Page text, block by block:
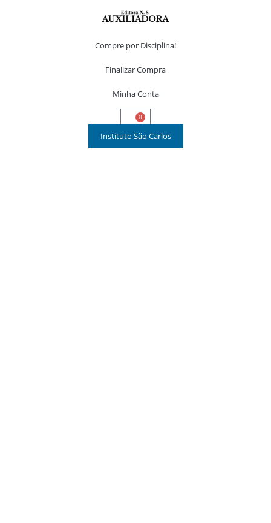
Compre por Disciplina!
Finalizar Compra
Minha Conta
0
Instituto São Carlos